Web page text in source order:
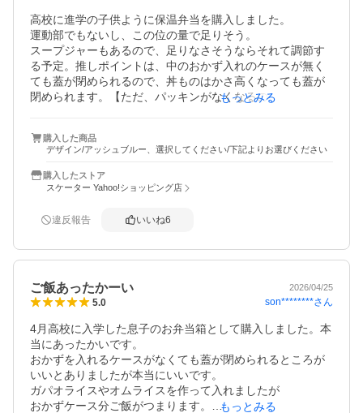
高校に進学の子供ように保温弁当を購入しました。
運動部でもないし、この位の量で足りそう。
スープジャーもあるので、足りなさそうならそれて調節す
る予定。推しポイントは、中のおかず入れのケースが無く
ても蓋が閉められるので、丼ものはかさ高くなっても蓋が
閉められます。【ただ、パッキンがなくなるので横向きや
蓋が閉められないよ。と、いうものが多いので、乗っけ丼
系もわざわざ分けてたので、このタイプを見つけて嬉しい
です。まだ、使用してないので、保温力とかは不明。
もっとみる
購入した商品
デザイン/アッシュブルー、選択してください/下記よりお選びください
購入したストア
スケーター Yahoo!ショッピング店
違反報告 いいね6
ご飯あったかーい 2026/04/25
5.0 son********さん
4月高校に入学した息子のお弁当箱として購入しました。本
当にあったかいです。
おかずを入れるケースがなくても蓋が閉められるところが
いいとありましたが本当にいいです。
ガパオライスやオムライスを作って入れましたが
おかずケース分ご飯がつまります。
もっとみる